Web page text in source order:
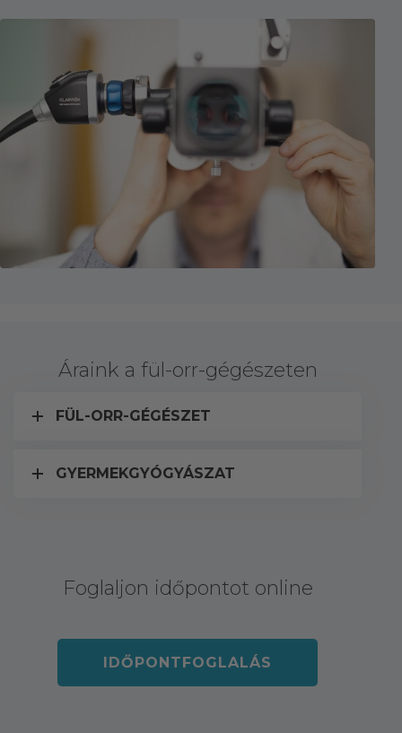
Áraink a fül-orr-gégészeten
FÜL-ORR-GÉGÉSZET
GYERMEKGYÓGYÁSZAT
Foglaljon időpontot online
IDŐPONTFOGLALÁS